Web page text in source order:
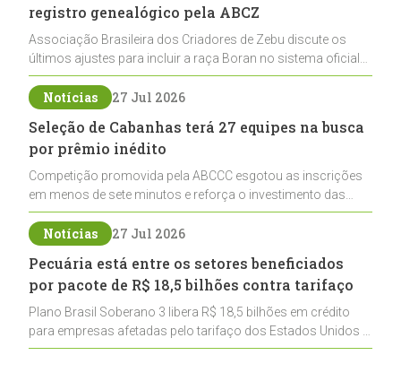
registro genealógico pela ABCZ
Associação Brasileira dos Criadores de Zebu discute os
últimos ajustes para incluir a raça Boran no sistema oficial
de registros, abrindo caminho para sua expansão na
pecuária nacional
Notícias 27 Jul 2026
Seleção de Cabanhas terá 27 equipes na busca
por prêmio inédito
Competição promovida pela ABCCC esgotou as inscrições
em menos de sete minutos e reforça o investimento das
cabanhas na seleção genética de Cavalos Crioulos voltados
ao laço
Notícias 27 Jul 2026
Pecuária está entre os setores beneficiados
por pacote de R$ 18,5 bilhões contra tarifaço
Plano Brasil Soberano 3 libera R$ 18,5 bilhões em crédito
para empresas afetadas pelo tarifaço dos Estados Unidos e
inclui a pecuária entre os setores estratégicos